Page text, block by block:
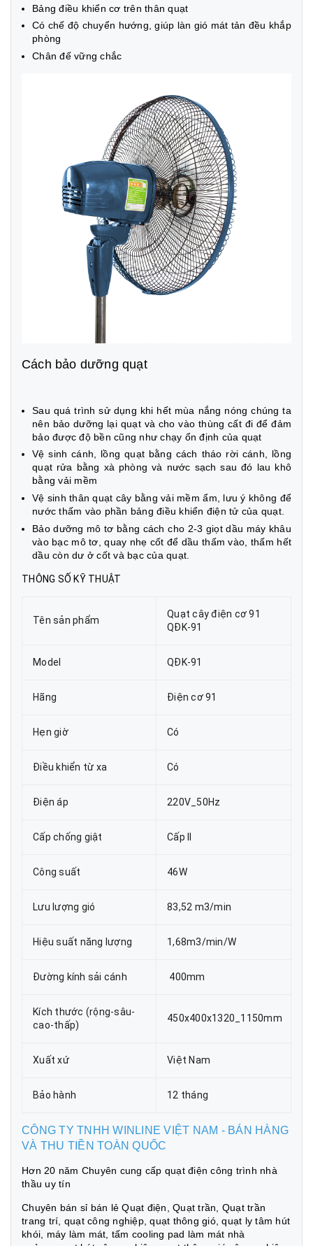
Bảng điều khiển cơ trên thân quạt
Có chế độ chuyển hướng, giúp làn gió mát tản đều khắp
phòng
Chân đế vững chắc
Cách bảo dưỡng quạt
Sau quá trình sử dụng khi hết mùa nắng nóng chúng ta
nên bảo dưỡng lại quạt và cho vào thùng cất đi để đảm
bảo được độ bền cũng như chạy ổn định của quạt
Vệ sinh cánh, lồng quạt bằng cách tháo rời cánh, lồng
quạt rửa bằng xà phòng và nước sạch sau đó lau khô
bằng vải mềm
Vệ sinh thân quạt cây bằng vải mềm ẩm, lưu ý không để
nước thấm vào phần bảng điều khiển điện tử của quạt.
Bảo dưỡng mô tơ bằng cách cho 2-3 giọt dầu máy khâu
vào bạc mô tơ, quay nhẹ cốt để dầu thấm vào, thấm hết
dầu còn dư ở cốt và bạc của quạt.
THÔNG SỐ KỸ THUẬT
Tên sản phẩm
Quạt cây điện cơ 91
QĐK-91
Model QĐK-91
Hãng Điện cơ 91
Hẹn giờ Có
Điều khiển từ xa Có
Điện áp 220V_50Hz
Cấp chống giật Cấp II
Công suất 46W
Lưu lượng gió 83,52 m3/min
Hiệu suất năng lượng 1,68m3/min/W
Đường kính sải cánh 400mm
Kích thước (rộng-sâu-
cao-thấp)
450x400x1320_1150mm
Xuất xứ Việt Nam
Bảo hành 12 tháng
CÔNG TY TNHH WINLINE VIỆT NAM - BÁN HÀNG
VÀ THU TIỀN TOÀN QUỐC
Hơn 20 năm Chuyên cung cấp quạt điện công trình nhà
thầu uy tín
Chuyên bán sỉ bán lẻ Quạt điện, Quạt trần, Quạt trần
trang trí, quạt công nghiệp, quạt thông gió, quạt ly tâm hút
khói, máy làm mát, tấm cooling pad làm mát nhà